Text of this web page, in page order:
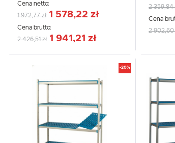
Cena netto:
1 972,77 zł 1 578,22 zł
Cena brutto:
2 426,51 zł 1 941,21 zł
2 359,84
Cena
2 902,60
-20%